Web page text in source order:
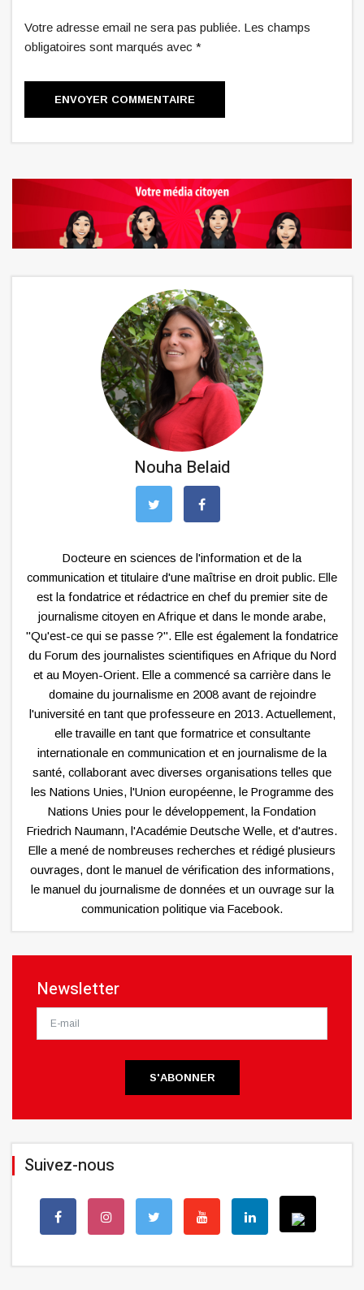
Votre adresse email ne sera pas publiée. Les champs
obligatoires sont marqués avec *
ENVOYER COMMENTAIRE
Nouha Belaid
Docteure en sciences de l'information et de la
communication et titulaire d'une maîtrise en droit public. Elle
est la fondatrice et rédactrice en chef du premier site de
journalisme citoyen en Afrique et dans le monde arabe,
"Qu'est-ce qui se passe ?". Elle est également la fondatrice
du Forum des journalistes scientifiques en Afrique du Nord
et au Moyen-Orient. Elle a commencé sa carrière dans le
domaine du journalisme en 2008 avant de rejoindre
l'université en tant que professeure en 2013. Actuellement,
elle travaille en tant que formatrice et consultante
internationale en communication et en journalisme de la
santé, collaborant avec diverses organisations telles que
les Nations Unies, l'Union européenne, le Programme des
Nations Unies pour le développement, la Fondation
Friedrich Naumann, l'Académie Deutsche Welle, et d'autres.
Elle a mené de nombreuses recherches et rédigé plusieurs
ouvrages, dont le manuel de vérification des informations,
le manuel du journalisme de données et un ouvrage sur la
communication politique via Facebook.
Newsletter
S'ABONNER
Suivez-nous